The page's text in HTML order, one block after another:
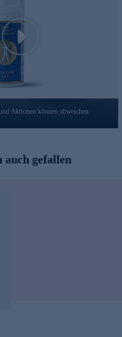
Play
Aktionen können abweichen
auch gefallen